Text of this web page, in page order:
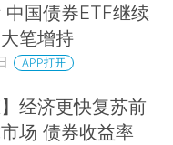
中国债券ETF继续
笔增持
APP打开
】经济更快复苏前
场 债券收益率